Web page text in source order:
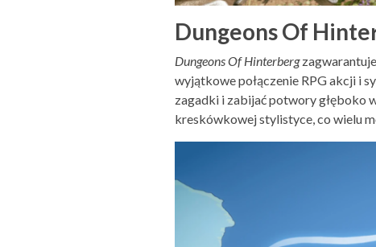
Dungeons Of
Dungeons Of Hinterberg
wyjątkowe połączenie RPG akcji i
zagadki i zabijać potwory głęboko
kreskówkowej stylistyce, co wielu